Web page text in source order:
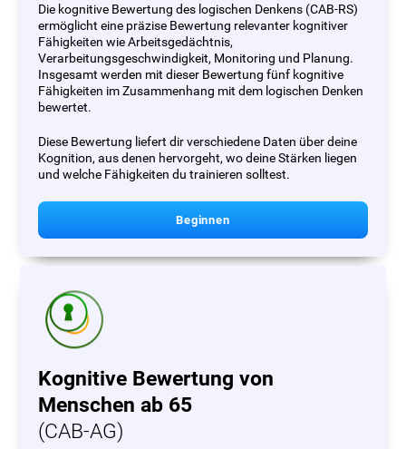
Die kognitive Bewertung des logischen Denkens (CAB-RS)
ermöglicht eine präzise Bewertung relevanter kognitiver
Fähigkeiten wie Arbeitsgedächtnis,
Verarbeitungsgeschwindigkeit, Monitoring und Planung.
Insgesamt werden mit dieser Bewertung fünf kognitive
Fähigkeiten im Zusammenhang mit dem logischen Denken
bewertet.
Diese Bewertung liefert dir verschiedene Daten über deine
Kognition, aus denen hervorgeht, wo deine Stärken liegen
und welche Fähigkeiten du trainieren solltest.
Beginnen
Kognitive Bewertung von
Menschen ab 65
(CAB-AG)